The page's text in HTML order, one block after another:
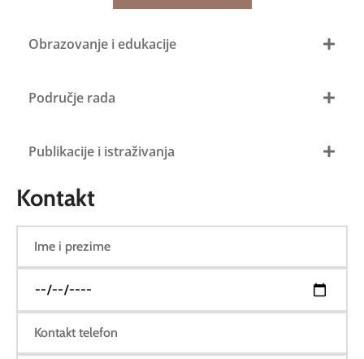
Obrazovanje i edukacije
Područje rada
Publikacije i istraživanja
Kontakt